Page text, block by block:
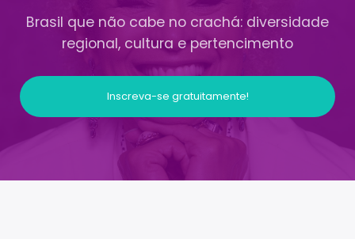
Brasil que não cabe no crachá: diversidade
regional, cultura e pertencimento
Inscreva-se gratuitamente!